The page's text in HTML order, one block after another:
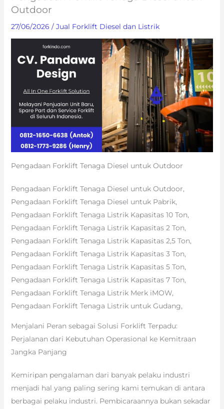
Outdoor
27/06/2026 / Jual Forklift Diesel dan Listrik
Pengadaan Forklift Tenaga Diesel untuk Outdoor
Pengadaan Forklift Tenaga Diesel untuk Outdoor,
Pengadaan Forklift Tenaga Diesel untuk Pabrik,
Pengadaan Forklift Tenaga Listrik Kapasitas 10 Ton,
Pengadaan Forklift Tenaga Listrik Kapasitas 2 Ton,
Pengadaan Forklift Tenaga Listrik Kapasitas 2,5 Ton,
Pengadaan Forklift Tenaga Listrik Kapasitas 3 Ton,
Pengadaan Forklift Tenaga Listrik Kapasitas 5 Ton,
Pengadaan Forklift Tenaga Listrik Kapasitas 7 Ton,
Pengadaan Forklift Tenaga Listrik Merk iMOW,
Pengadaan Forklift Tenaga Listrik untuk Gudang,
Menjalani Peran sebagai Solusi Forklift Terpadu:
Perjalanan dari Kebutuhan Operasional ke Kemitraan
Jangka Panjang
Kemiripan pengalaman dari banyak pelaku industri
menjadi hal yang paling sering kami temukan di antara
berbagai pelaku industri. Pembicaraannya bukan sekadar